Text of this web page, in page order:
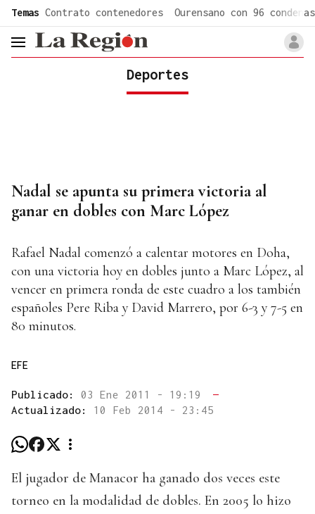
Temas Contrato contenedores Ourensano con 96 condenas
header.menu.open
Deportes
Nadal se apunta su primera victoria al
ganar en dobles con Marc López
Rafael Nadal comenzó a calentar motores en Doha,
con una victoria hoy en dobles junto a Marc López, al
vencer en primera ronda de este cuadro a los también
españoles Pere Riba y David Marrero, por 6-3 y 7-5 en
80 minutos.
EFE
Publicado: 03 Ene 2011 - 19:19
—
Actualizado: 10 Feb 2014 - 23:45
El jugador de Manacor ha ganado dos veces este
torneo en la modalidad de dobles. En 2005 lo hizo